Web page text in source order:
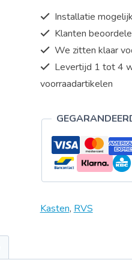
L
400mm
x
H
600mm
Installatie mogelijk
Klanten
We zitten klaar
Levertijd 1 tot 4
voorraadartikelen
Kasten, RVS